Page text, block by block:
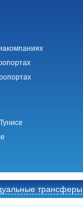
трансферы